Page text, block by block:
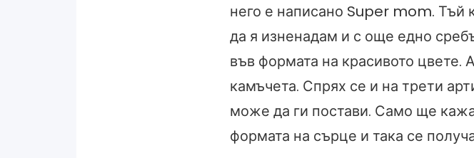
него е написано Super mom. Тъй
да я изненадам и с още едно
във формата на красивото цвете.
камъчета. Спрях се и на трети
може да ги постави. Само ще
формата на сърце и така се